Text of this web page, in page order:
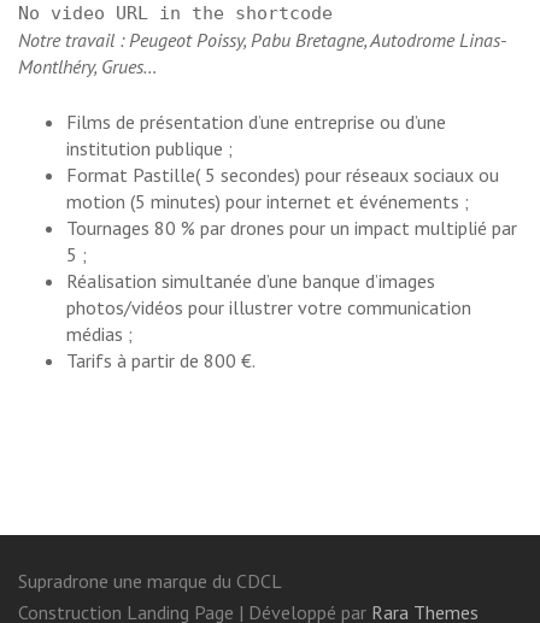
No video URL in the shortcode
Notre travail : Peugeot Poissy, Pabu Bretagne, Autodrome Linas-
Montlhéry, Grues…
Films de présentation d’une entreprise ou d’une
institution publique ;
Format Pastille( 5 secondes) pour réseaux sociaux ou
motion (5 minutes) pour internet et événements ;
Tournages 80 % par drones pour un impact multiplié par
5 ;
Réalisation simultanée d’une banque d’images
photos/vidéos pour illustrer votre communication
médias ;
Tarifs à partir de 800 €.
Supradrone une marque du CDCL
Construction Landing Page | Développé par Rara Themes